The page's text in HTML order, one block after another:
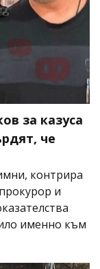
за казуса
че
контрира
и
именно към